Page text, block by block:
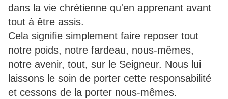
dans la vie chrétienne qu'en apprenant avant
tout à être assis.
Cela signifie simplement faire reposer tout
notre poids, notre fardeau, nous-mêmes,
notre avenir, tout, sur le Seigneur. Nous lui
laissons le soin de porter cette responsabilité
et cessons de la porter nous-mêmes.